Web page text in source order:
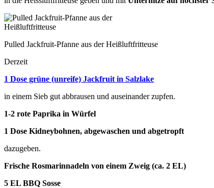
Pulled Jackfruit-Pfanne aus der Heißluftfritteuse
Derzeit
1 Dose grüne (unreife) Jackfruit in Salzlake
in einem Sieb gut abbrausen und auseinander zupfen.
1-2 rote Paprika in Würfel
1 Dose Kidneybohnen, abgewaschen und abgetropft
dazugeben.
Frische Rosmarinnadeln von einem Zweig (ca. 2 EL)
5 EL BBQ Sosse